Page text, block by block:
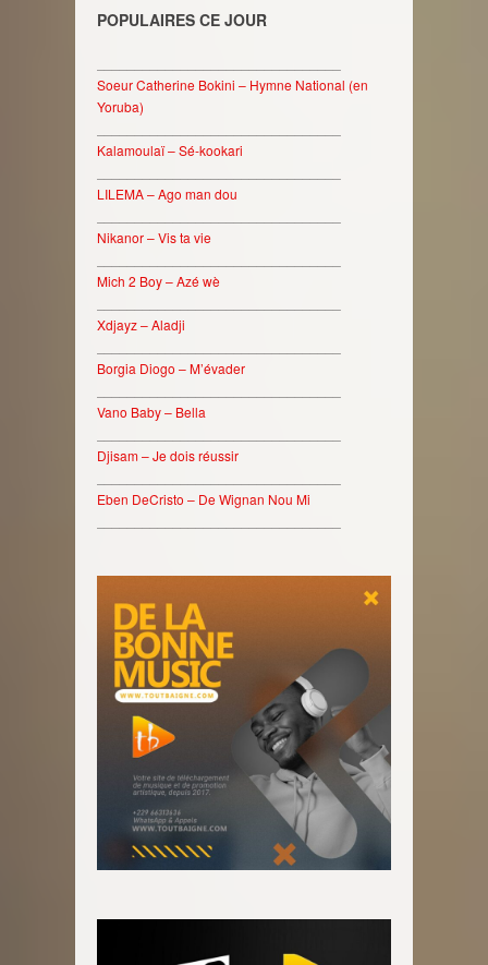
POPULAIRES CE JOUR
Soeur Catherine Bokini – Hymne National (en
Yoruba)
Kalamoulaï – Sé-kookari
LILEMA – Ago man dou
Nikanor – Vis ta vie
Mich 2 Boy – Azé wè
Xdjayz – Aladji
Borgia Diogo – M’évader
Vano Baby – Bella
Djisam – Je dois réussir
Eben DeCristo – De Wignan Nou Mi